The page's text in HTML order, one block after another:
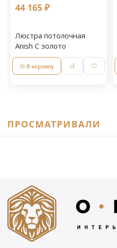
44 165 ₽
Люстра потолочная
Anish С золото
В корзину
ПРОСМАТРИВАЛИ